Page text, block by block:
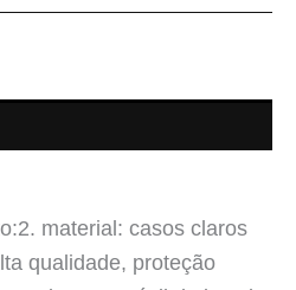
2. material: casos claros
qualidade, proteção